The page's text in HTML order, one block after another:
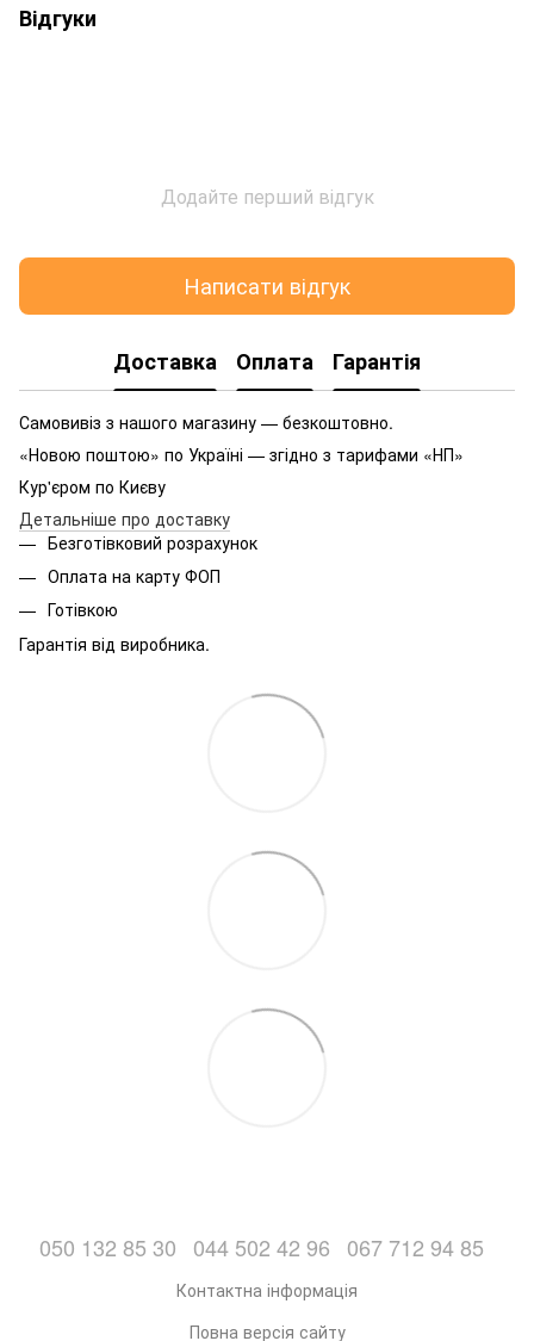
Відгуки
Додайте перший відгук
Написати відгук
Доставка Оплата Гарантія
Самовивіз з нашого магазину — безкоштовно.
«Новою поштою» по Україні — згідно з тарифами «НП»
Кур'єром по Києву
Детальніше про доставку
Безготівковий розрахунок
Оплата на карту ФОП
Готівкою
Гарантія від виробника.
050 132 85 30 044 502 42 96 067 712 94 85
Контактна інформація
Повна версія сайту